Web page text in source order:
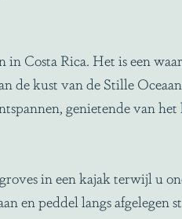
Costa Rica. Het is een
de kust van de Stille
genietende van
in een kajak terwijl u
en peddel langs